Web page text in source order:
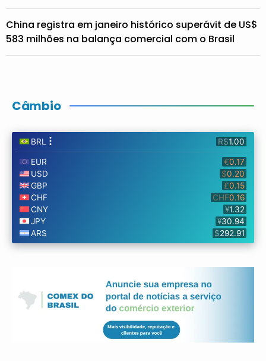
China registra em janeiro histórico superávit de US$
583 milhões na balança comercial com o Brasil
Câmbio